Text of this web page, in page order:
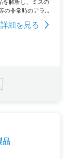
の非常時のアラー
を活用し、監視カ
ることで、適切な
ご提案いたしま
細を見る
品